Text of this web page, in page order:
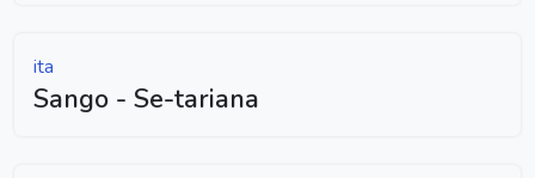
ita
Sango - Se-tariana